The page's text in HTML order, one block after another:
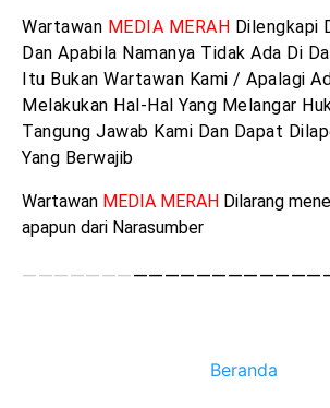
Wartawan MEDIA MERAH Dilengkapi
Dan Apabila Namanya Tidak Ada Di
Itu Bukan Wartawan Kami / Apalagi
Melakukan Hal-Hal Yang Melangar
Tangung Jawab Kami Dan Dapat
Yang Berwajib
Wartawan MEDIA MERAH Dilarang
apapun dari Narasumber
———————
Beranda